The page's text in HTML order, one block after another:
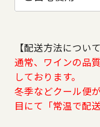
【配送方法について
通常、ワインの品
しております。
冬季などクール便
目にて「常温で配